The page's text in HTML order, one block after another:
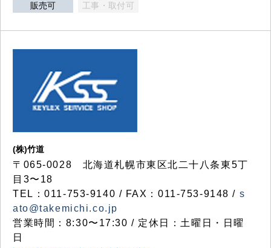
販売可 工事・取付可
(株)竹道
〒065-0028 北海道札幌市東区北二十八条東5丁
目3〜18
TEL：011-753-9140 / FAX：011-753-9148 / s
ato@takemichi.co.jp
営業時間：8:30〜17:30 / 定休日：土曜日・日曜
日